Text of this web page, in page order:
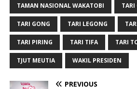
TAMAN NASIONAL WAKATOBI TARI
TARI GONG TARI LEGONG
TARI PIRING TARI TIFA TARI
TJUT MEUTIA WAKIL PRESIDEN
PREVIOUS